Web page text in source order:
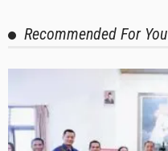
Recommended For You